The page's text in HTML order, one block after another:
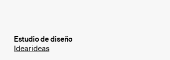
Estudio de diseño
Idearideas